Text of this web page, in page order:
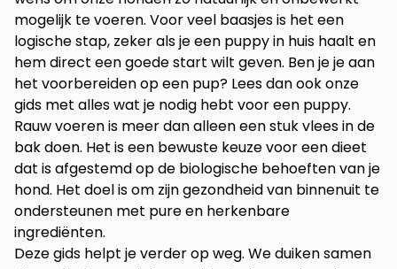
mogelijk te voeren. Voor veel baasjes is het een
logische stap, zeker als je een puppy in huis haalt en
hem direct een goede start wilt geven. Ben je je aan
het voorbereiden op een pup? Lees dan ook onze
gids met alleswat je nodig hebt voor een puppy.
Rauw voeren is meer dan alleen een stuk vlees in de
bak doen. Het is een bewuste keuze voor een dieet
dat is afgestemd op de biologische behoeften van je
hond. Het doel is om zijn gezondheid van binnenuit te
ondersteunen met pure en herkenbare
ingrediënten.
Deze gids helpt je verder op weg. We duiken samen